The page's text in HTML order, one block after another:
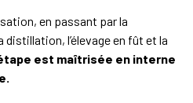
en passant par la
l’élevage en fût et la
est maîtrisée en interne